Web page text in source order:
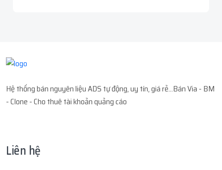
Hệ thống bán nguyên liệu ADS tự động, uy tín, giá rẻ...Bán Via - BM
- Clone - Cho thuê tài khoản quảng cáo
Liên hệ